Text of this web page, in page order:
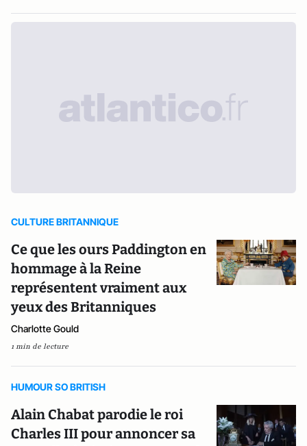
CULTURE BRITANNIQUE
Ce que les ours Paddington en
hommage à la Reine
représentent vraiment aux
yeux des Britanniques
Charlotte Gould
1 min de lecture
HUMOUR SO BRITISH
Alain Chabat parodie le roi
Charles III pour annoncer sa